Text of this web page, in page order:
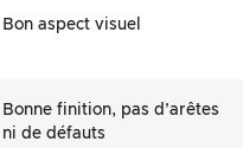
Bon aspect visuel
Bonne finition, pas d’arêtes
ni de défauts